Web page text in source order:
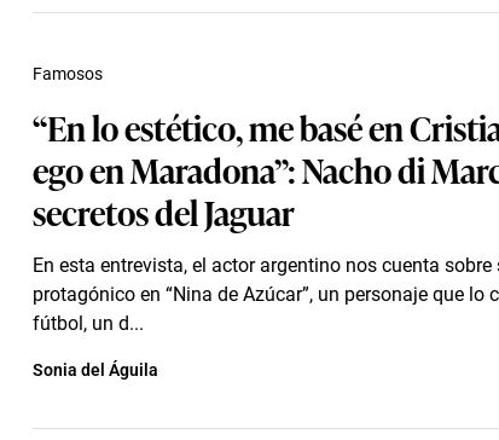
“En lo estético, me basé en
ego en Maradona”: Nacho di
secretos del Jaguar
En esta entrevista, el actor argentino nos cuenta sobre
protagónico en “Nina de Azúcar”, un personaje que lo
fútbol, un d...
Famosos
Sonia del Águila